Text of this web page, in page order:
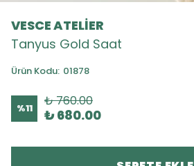
VESCE ATELİER
Tanyus Gold Saat
Ürün Kodu: 01878
%11 ₺ 760.00
₺ 680.00